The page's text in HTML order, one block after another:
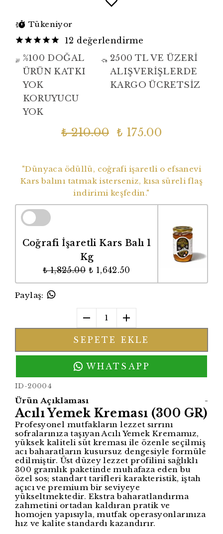
Tükeniyor
12 değerlendirme
%100 DOĞAL
ÜRÜN KATKI
YOK
KORUYUCU
YOK
2500 TL VE ÜZERİ
ALIŞVERİŞLERDE
KARGO ÜCRETSİZ
₺ 210.00 ₺ 175.00
"Dünyaca ödüllü, coğrafi işaretli o efsanevi
Kars balını tatmak isterseniz, kısa süreli flaş
indirimi keşfedin."
Coğrafi İşaretli Kars Balı 1
Kg
₺ 1,825.00 ₺ 1,642.50
Paylaş:
1
SEPETE EKLE
WHATSAPP
ID-20004
Ürün Açıklaması -
Acılı Yemek Kreması (300 GR)
Profesyonel mutfakların lezzet sırrını
sofralarınıza taşıyan Acılı Yemek Kremamız,
yüksek kaliteli süt kreması ile özenle seçilmiş
acı baharatların kusursuz dengesiyle formüle
edilmiştir. Üst düzey lezzet profilini sağlıklı
300 gramlık paketinde muhafaza eden bu
özel sos; standart tarifleri karakteristik, iştah
açıcı ve premium bir seviyeye
yükseltmektedir. Ekstra baharatlandırma
zahmetini ortadan kaldıran pratik ve
homojen yapısıyla, mutfak operasyonlarınıza
hız ve kalite standardı kazandırır.